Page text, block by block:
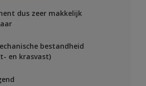
dus zeer makkelijk
bestandheid
en krasvast)